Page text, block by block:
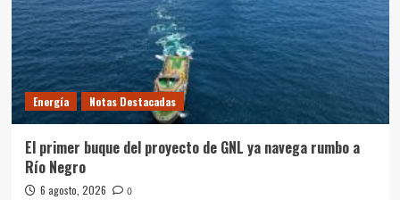
Energía Notas Destacadas
El primer buque del proyecto de GNL ya navega rumbo a
Río Negro
6 agosto, 2026 0